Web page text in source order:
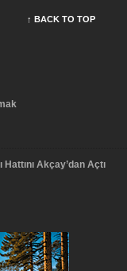
↑ BACK TO TOP
Akçay’dan Açtı